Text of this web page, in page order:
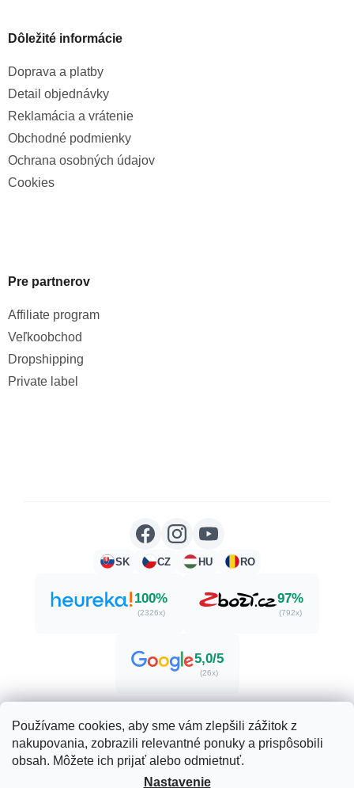
Používame cookies, aby sme vám zlepšili zážitok z
nakupovania, zobrazili relevantné ponuky a prispôsobili
obsah. Môžete ich prijať alebo odmietnuť.
Nastavenie
Dôležité informácie
Doprava a platby
Detail objednávky
Reklamácia a vrátenie
Obchodné podmienky
Ochrana osobných údajov
Cookies
Pre partnerov
Affiliate program
Veľkoobchod
Dropshipping
Private label
SK CZ HU RO
100%
(2326x)
97%
(792x)
5,0/5
(26x)
Vytvoril Shoptet